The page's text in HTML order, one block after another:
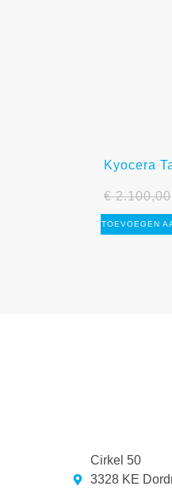
Kyocera
€2.100,00
TOEVOEGEN
Cirkel 50
3328 KE